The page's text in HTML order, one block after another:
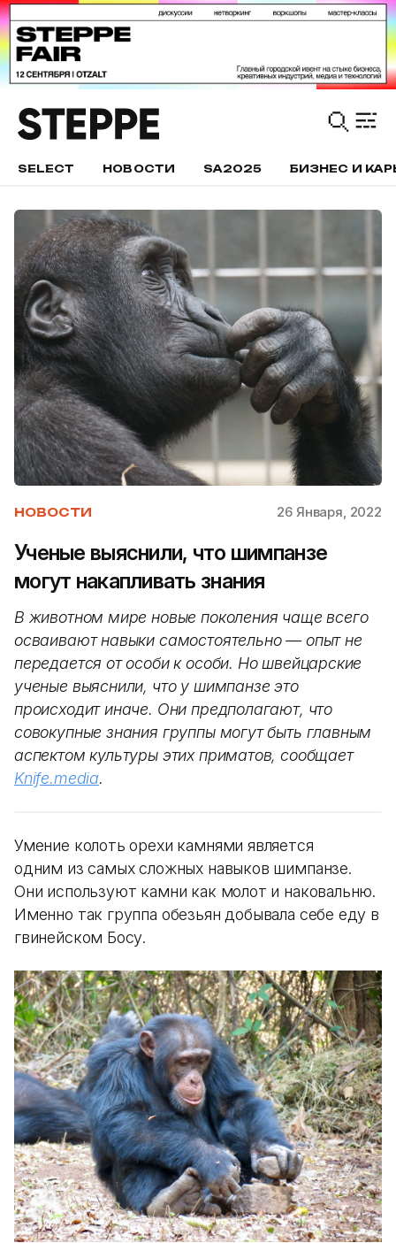
SELECT НОВОСТИ SA2025 БИЗНЕС И
НОВОСТИ 26 Января, 2022
Ученые выяснили, что шимпанзе
могут накапливать знания
В животном мире новые поколения чаще всего
осваивают навыки самостоятельно — опыт не
передается от особи к особи. Но швейцарские
ученые выяснили, что у шимпанзе это
происходит иначе. Они предполагают, что
совокупные знания группы могут быть главным
аспектом культуры этих приматов, сообщает
Knife.media.
Умение колоть орехи камнями является
одним из самых сложных навыков шимпанзе.
Они используют камни как молот и наковальню.
Именно так группа обезьян добывала себе еду в
гвинейском Босу.